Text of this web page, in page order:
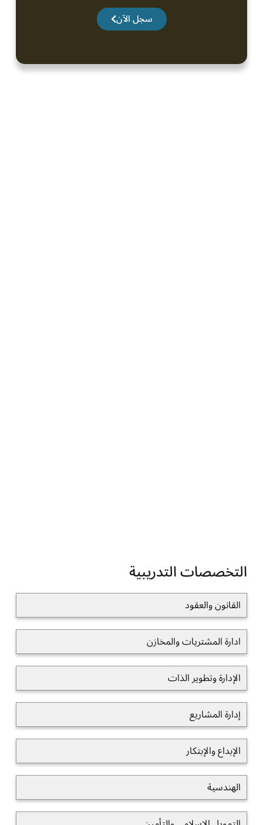
التخصصات التدريبية
القانون والعقود
ادارة المشتريات والمخازن
الإدارة وتطوير الذات
إدارة المشاريع
الإبداع والإبتكار
الهندسية
سجل الآن